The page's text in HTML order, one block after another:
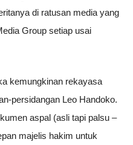
di ratusan media yang
Group setiap usai
kemungkinan rekayasa
persidangan Leo Handoko.
aspal (asli tapi palsu –
majelis hakim untuk